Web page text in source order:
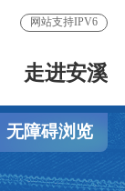
网站支持IPV6
走进安溪
无障碍浏览